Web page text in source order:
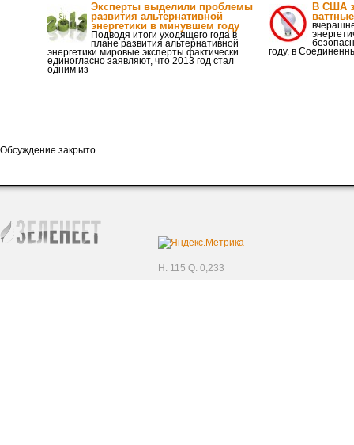
Эксперты выделили проблемы
развития альтернативной
энергетики в минувшем году
Подводя итоги уходящего года в
плане развития альтернативной
энергетики мировые эксперты фактически
единогласно заявляют, что 2013 год стал
одним из
В США
году, в
Обсуждение закрыто.
H. 115 Q. 0,233